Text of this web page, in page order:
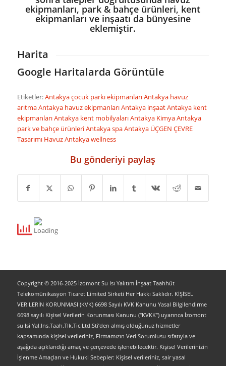
ekipmanları, park & bahçe ürünleri, kent
ekipmanları ve inşaatı da bünyesine
eklemiştir.
Harita
Google Haritalarda Görüntüle
Etiketler:Antakya çocuk parkı ekipmanlarıAntakya havuz
arıtmaAntakya havuz ekipmanlarıAntakya inşaatAntakya kent
ekipmanlarıAntakya kent mobilyalarıAntakya KimyaAntakya
park ve bahçe ürünleriAntakya spaAntakya ÜÇGEN ÇEVRE
Tasarımı HavuzAntakya wellness
Bu gönderiyi paylaş
Copyright © 2016-2025 İzomont Su Isı Yalıtım İnşaat Taahhüt
Telekomünikasyon Ticaret Limited Sirketi Her Hakkı Saklıdır. KİŞİSEL
VERİLERİN KORUNMASI (KVK) 6698 Sayılı KVK Kanunu Yasal Bilgilendirme
6698 sayılı Kişisel Verilerin Korunması Kanunu (“KVKK”) uyarınca İzomont
su Isi Yal.Ins.Taah.Tlk.Tic.Ltd.Sti’den almış olduğunuz hizmetler
kapsamında kişisel verileriniz, Firmamızın Veri Sorumlusu sıfatıyla ve
aşağıda açıklandığı amaç ve çerçevede işlenebilecektir. Kişisel Verilerinizin
İşlenme Amaçları ve Hukuki Sebepler: Kişisel verileriniz, sair yasal